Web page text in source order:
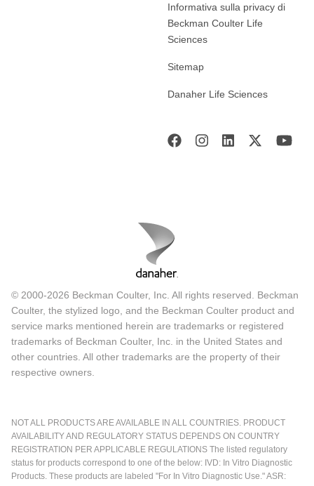
Informativa sulla privacy di
Beckman Coulter Life
Sciences
Sitemap
Danaher Life Sciences
© 2000-2026 Beckman Coulter, Inc. All rights reserved. Beckman
Coulter, the stylized logo, and the Beckman Coulter product and
service marks mentioned herein are trademarks or registered
trademarks of Beckman Coulter, Inc. in the United States and
other countries. All other trademarks are the property of their
respective owners.
NOT ALL PRODUCTS ARE AVAILABLE IN ALL COUNTRIES. PRODUCT
AVAILABILITY AND REGULATORY STATUS DEPENDS ON COUNTRY
REGISTRATION PER APPLICABLE REGULATIONS The listed regulatory
status for products correspond to one of the below: IVD: In Vitro Diagnostic
Products. These products are labeled "For In Vitro Diagnostic Use." ASR: